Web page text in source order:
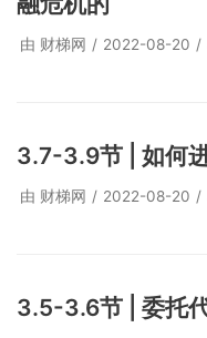
由 财梯网 2022-08-20
3.7-3.9节 | 如何
由 财梯网 2022-08-20
3.5-3.6节 | 委托